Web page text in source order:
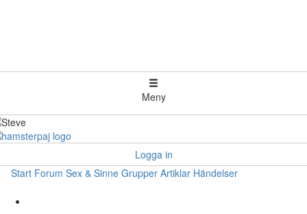
Meny
Logga in
Start Forum Sex & Sinne Grupper Artiklar Händelser